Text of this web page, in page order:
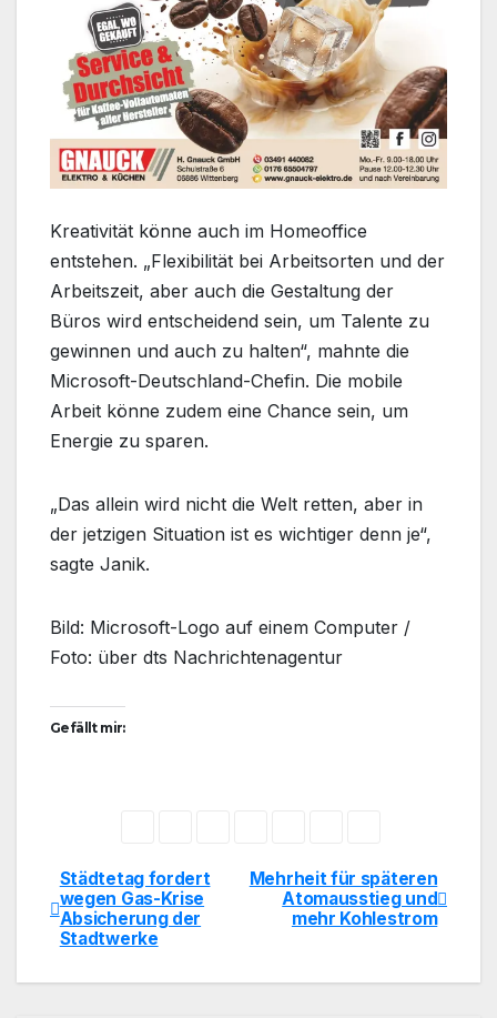
Kreativität könne auch im Homeoffice
entstehen. „Flexibilität bei Arbeitsorten und der
Arbeitszeit, aber auch die Gestaltung der
Büros wird entscheidend sein, um Talente zu
gewinnen und auch zu halten“, mahnte die
Microsoft-Deutschland-Chefin. Die mobile
Arbeit könne zudem eine Chance sein, um
Energie zu sparen.
„Das allein wird nicht die Welt retten, aber in
der jetzigen Situation ist es wichtiger denn je“,
sagte Janik.
Bild: Microsoft-Logo auf einem Computer /
Foto: über dts Nachrichtenagentur
Gefällt mir:
Beitragsnavigation
Mehrheit für späteren
Atomausstieg und
mehr Kohlestrom
Städtetag fordert
wegen Gas-Krise
Absicherung der
Stadtwerke